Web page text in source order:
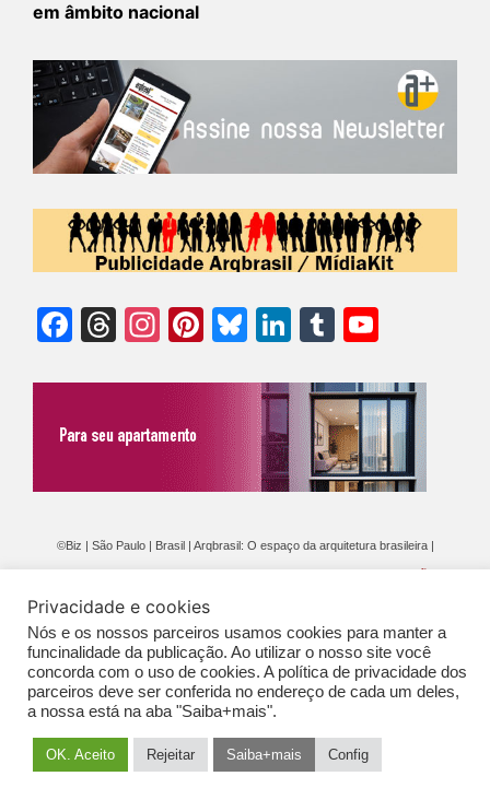
em âmbito nacional
Facebook
Threads
Instagram
Pinterest
Bluesky
LinkedIn
Tumblr
©Biz | São Paulo | Brasil | Arqbrasil: O espaço da arquitetura brasileira |
GERAIS DE PUBLICAÇÃO (CGP
Privacidade e cookies
Nós e os nossos parceiros usamos cookies para manter a
funcinalidade da publicação. Ao utilizar o nosso site você
concorda com o uso de cookies. A política de privacidade dos
parceiros deve ser conferida no endereço de cada um deles,
a nossa está na aba "Saiba+mais".
OK. Aceito Rejeitar Saiba+mais Config